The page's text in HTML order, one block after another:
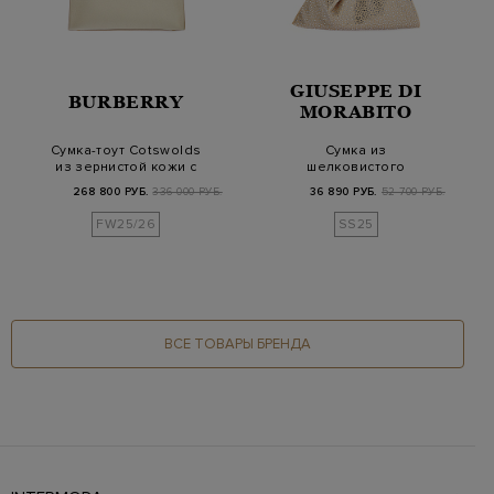
BURBERRY
Сумка-тоут Cotswolds
из зернистой кожи с
268 800 РУБ. 336 000 РУБ.
FW25/26
GIUSEPPE DI
MORABITO
Сумка из
шелковистого
атласа со стр…
36 890 РУБ. 52 700 РУБ.
SS25
ВСЕ ТОВАРЫ БРЕНДА